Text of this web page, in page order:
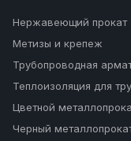
Нержавеющий прокат
Метизы и крепеж
Трубопроводная
Теплоизоляция для
Цветной
Черный